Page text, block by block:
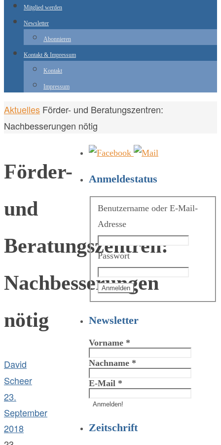
Mitglied werden
Newsletter
Abonnieren
Kontakt & Impressum
Kontakt
Impressum
Start
Aktuelles Förder- und Beratungszentren:
Nachbesserungen nötig
Förder-
und
Beratungszentren:
Nachbesserungen
nötig
David
Scheer
23.
September
2018
Anmeldestatus
Benutzername oder E-Mail-
Adresse
Passwort
Newsletter
Vorname *
Nachname *
E-Mail *
Zeitschrift